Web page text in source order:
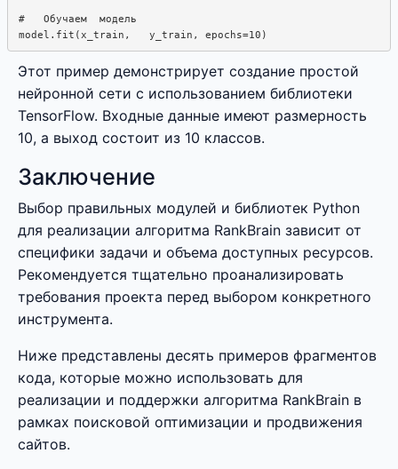
#   Обучаем  модель
Этот пример демонстрирует создание простой
нейронной сети с использованием библиотеки
TensorFlow. Входные данные имеют размерность
10, а выход состоит из 10 классов.
Заключение
Выбор правильных модулей и библиотек Python
для реализации алгоритма RankBrain зависит от
специфики задачи и объема доступных ресурсов.
Рекомендуется тщательно проанализировать
требования проекта перед выбором конкретного
инструмента.
Ниже представлены десять примеров фрагментов
кода, которые можно использовать для
реализации и поддержки алгоритма RankBrain в
рамках поисковой оптимизации и продвижения
сайтов.